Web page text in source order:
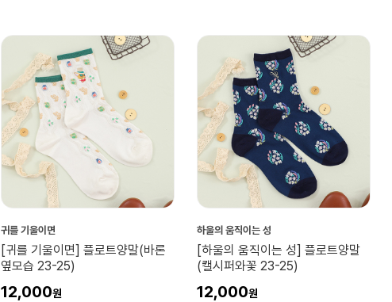
귀를 기울이면
[귀를 기울이면] 플로트양말(바론
옆모습 23-25)
12,000
하울의 움직이는 성
[하울의 움직이는 성] 플로트양말
(캘시퍼와꽃 23-25)
12,000